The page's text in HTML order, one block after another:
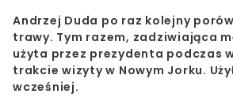
Andrzej Duda po raz kolejny
trawy. Tym razem, zadziwiająca
użyta przez prezydenta podczas
trakcie wizyty w Nowym Jorku.
wcześniej.